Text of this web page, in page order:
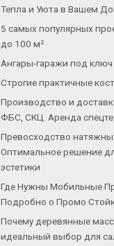
Тепла и Уюта в Вашем
5 самых популярных
до 100 м²
Ангары-гаражи под ключ
Строгие практичные
Производство и
ФБС, СКЦ. Аренда
Превосходство
Оптимальное решение
эстетики
Где Нужны Мобильные
Подробно о Промо
Почему деревянные
идеальный выбор для